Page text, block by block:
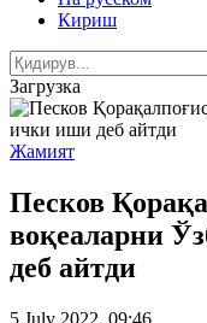
Кириш
Загрузка
Жамият
Песков
воқеаларни
деб айтди
5 July 2022, 09:46